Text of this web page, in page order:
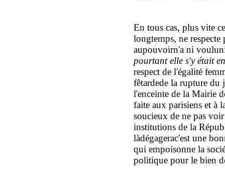
En tous cas, plus vite
longtemps, ne
aupouvoirn'a ni voulu
pourtantelle s'y était
respect de l'égalité
fêtardede la rupture du
l'enceinte de la Mairie
faite aux parisiens et à
soucieux de ne pas
institutions de la
làdégagerac'est une
qui empoisonne la
politique pour le bien